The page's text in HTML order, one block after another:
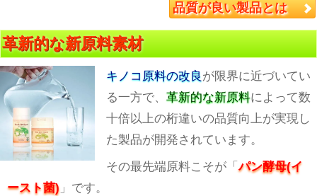
品質が良い製品とは
革新的な新原料素材
キノコ原料の改良が限界に近づいてい
る一方で、革新的な新原料によって数
十倍以上の桁違いの品質向上が実現し
た製品が開発されています。
その最先端原料こそが「パン酵母(イ
ースト菌)」です。